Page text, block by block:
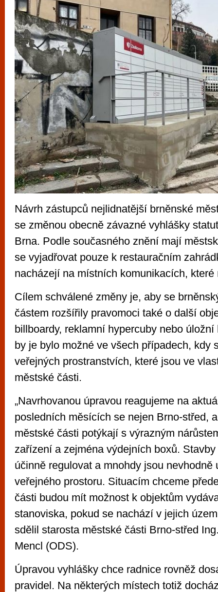
Návrh zástupců nejlidnatější brněnské
se změnou obecně závazné vyhlášky
Brna. Podle současného znění mají
se vyjadřovat pouze k restauračním
nacházejí na místních komunikacích, které
Cílem schválené změny je, aby se
částem rozšířily pravomoci také o další
billboardy, reklamní hypercuby nebo úložní
by je bylo možné ve všech případech, kdy
veřejných prostranstvích, které jsou ve
městské části.
„Navrhovanou úpravou reagujeme na
posledních měsících se nejen Brno-střed,
městské části potýkají s výrazným
zařízení a zejména výdejních boxů.
účinně regulovat a mnohdy jsou nevhodně
veřejného prostoru. Situacím chceme
části budou mít možnost k objektům
stanoviska, pokud se nachází v jejich
sdělil starosta městské části Brno-střed
Mencl (ODS).
Úpravou vyhlášky chce radnice rovněž
pravidel. Na některých místech totiž